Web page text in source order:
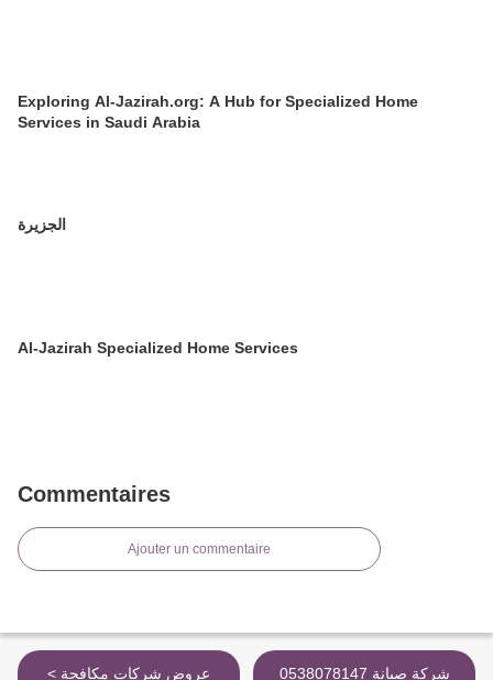
Exploring Al-Jazirah.org: A Hub for Specialized Home
Services in Saudi Arabia
الجزيرة
Al-Jazirah Specialized Home Services
Commentaires
Ajouter un commentaire
< عروض شركات مكافحة 0538078147 شركة صيانة